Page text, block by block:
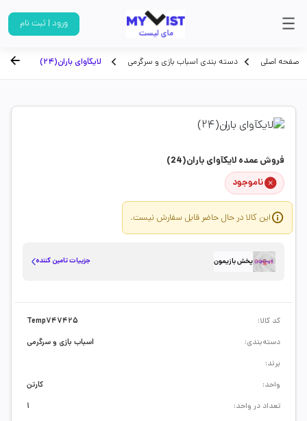
ورود | ثبت نام
صفحه اصلی دسته بندی اسباب بازی و سرگرمی لایکآوای باران(24)
فروش عمده لایکآوای باران(24)
ناموجود
این کالا در حال حاضر قابل سفارش نیست.
پخش بازیمون جزییات تامین کننده
کد کالا:
Temp747425
دسته‌بندی:
اسباب بازی و سرگرمی
برند:
واحد:
کارتن
تعداد در واحد:
1